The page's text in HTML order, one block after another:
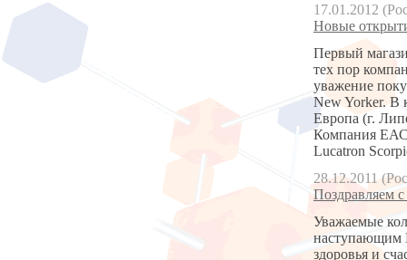
17.01.2012
Новые
Первый
тех пор
уважение
New Yorker. В
Европа (г.
Компания ЕАС
Lucatron
28.12.2011
Поздравляем
Уважаемые
наступающим
здоровья и